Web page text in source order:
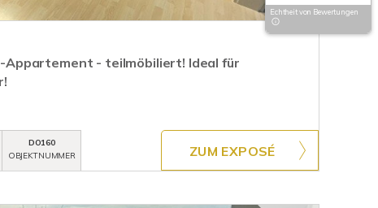
Appartement - teilmöbiliert! Ideal für
DO160
OBJEKTNUMMER
ZUM EXPOSÉ
Echtheit von Bewertungen